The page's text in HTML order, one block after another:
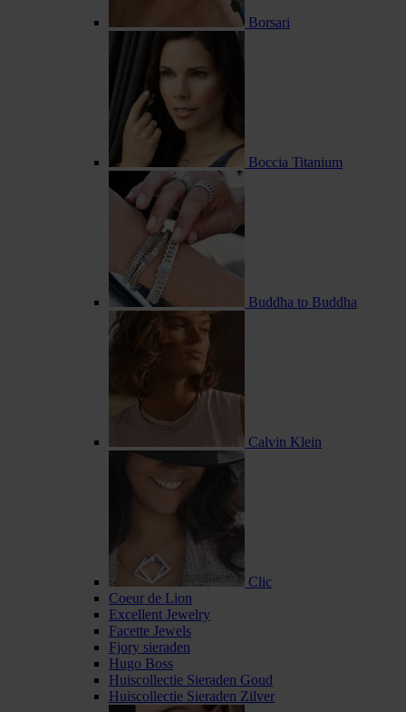
Borsari
Boccia Titanium
Buddha to Buddha
Calvin Klein
Clic
Coeur de Lion
Excellent Jewelry
Facette Jewels
Fjory sieraden
Hugo Boss
Huiscollectie Sieraden Goud
Huiscollectie Sieraden Zilver